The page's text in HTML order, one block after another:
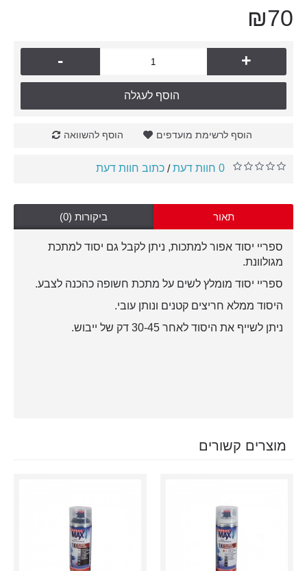
₪70
- +
הוסף לעגלה
הוסף לרשימת מועדפים הוסף להשוואה
0 חוות דעת / כתוב חוות דעת
תאור ביקורות (0)
ספריי יסוד אפור למתכות, ניתן לקבל גם יסוד למתכת
מגולוונת.
ספריי יסוד מומלץ לשים על מתכת חשופה כהכנה לצבע.
היסוד ממלא חריצים קטנים ונותן עובי.
ניתן לשייף את היסוד לאחר 30-45 דק של ייבוש.
מוצרים קשורים